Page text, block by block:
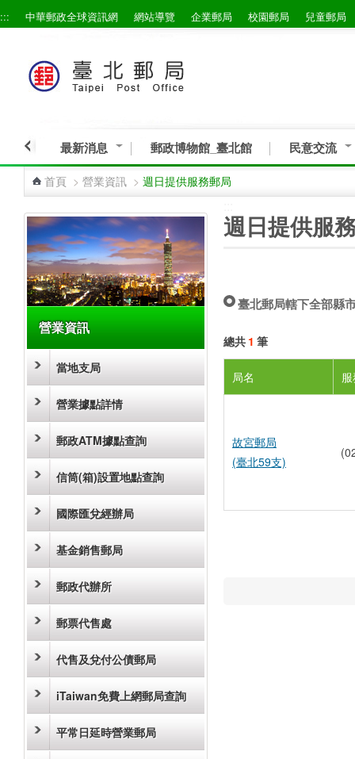
跳到主要內容區塊
::: 中華郵政全球資訊網 網站導覽 企業郵局 校園郵局 兒童郵局
最新消息 郵政博物館_臺北館 民意交流
首頁 > 營業資訊 > 週日提供服務郵局
營業資訊
當地支局
營業據點詳情
郵政ATM據點查詢
信筒(箱)設置地點查詢
國際匯兌經辦局
基金銷售郵局
郵政代辦所
郵票代售處
代售及兌付公債郵局
iTaiwan免費上網郵局查詢
平常日延時營業郵局
週日提供服
臺北郵局轄下全部縣
總共 1 筆
局名
故宮郵局
(臺北59支)